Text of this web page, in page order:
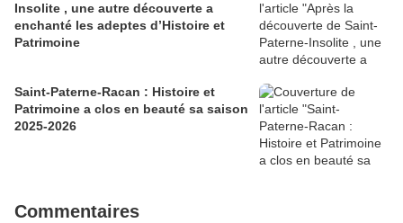
Insolite , une autre découverte a
enchanté les adeptes d’Histoire et
Patrimoine
Saint-Paterne-Racan : Histoire et
Patrimoine a clos en beauté sa saison
2025-2026
Commentaires